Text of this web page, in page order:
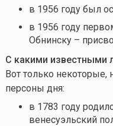
в 1956 году был
в 1956 году
Обнинску –
С какими известными
Вот только некоторые,
персоны дня:
в 1783 году
венесуэльский